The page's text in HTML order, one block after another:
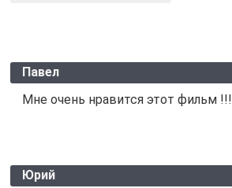
Павел
Мне очень нравится этот фильм !!!
Юрий